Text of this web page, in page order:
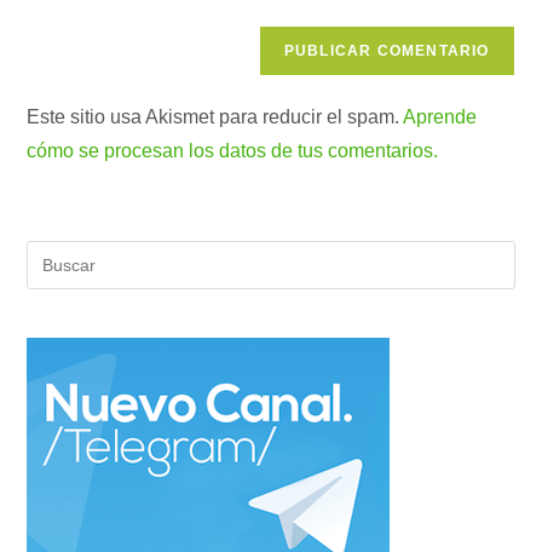
Este sitio usa Akismet para reducir el spam.Aprende
cómo se procesan los datos de tus comentarios.